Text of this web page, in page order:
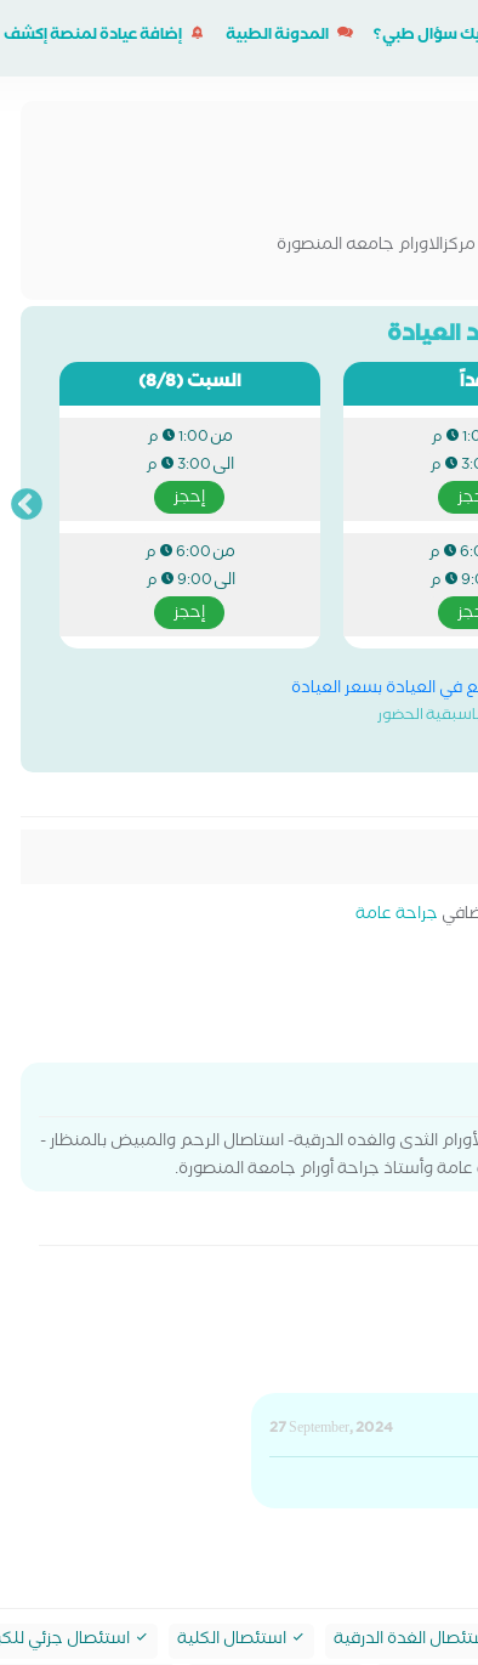
سؤال طبي؟ المدونة الطبية إضافة عيادة لمنصة إكشف
جامعه المنصورة
العيادة
م
م
م
م
السبت(8/8)
من1:00 م
الى3:00 م
إحجز
من6:00 م
الى9:00 م
إحجز
في العيادة بسعر العيادة
الحضور
جراحة عامة
لأورام الثدى والغده الدرقية- استاصال الرحم والمبيض بالمنظار -
وأستاذ جراحة أورام جامعة المنصورة.
27 September, 2024
الغدة الدرقية استئصال الكلية استئصال جزئي